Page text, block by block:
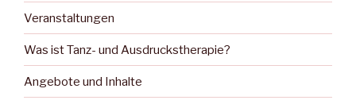
Veranstaltungen
Was ist Tanz- und Ausdruckstherapie?
Angebote und Inhalte